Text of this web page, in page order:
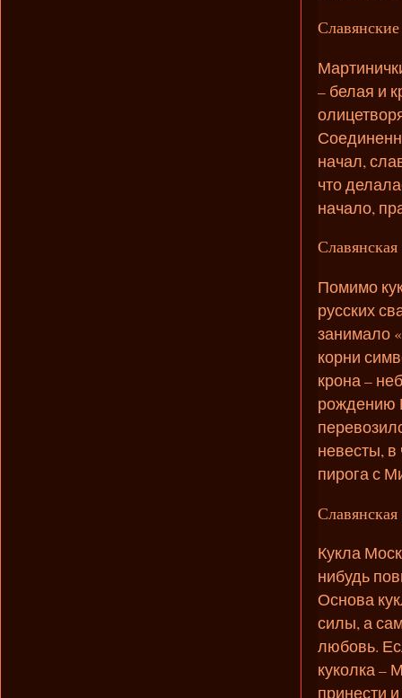
– белая и
начал,
что
начало,
Помимо
русских
занимало
корни
крона –
рождению
невесты,
пирога с
Кукла
нибудь
Основа
силы, а
любовь.
куколка –
принести